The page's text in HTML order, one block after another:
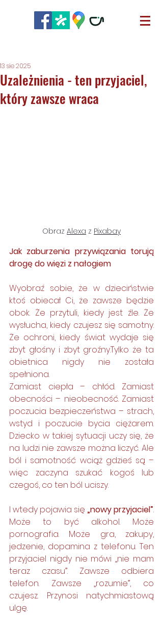
Uzależnienia - ten przyjaciel,
który zawsze wraca
13 sie 2025
Obraz Alexa z Pixabay
Jak zaburzenia przywiązania torują
drogę do więzi z nałogiem
Wyobraź sobie, że w dzieciństwie
ktoś obiecał Ci, że zawsze będzie
obok. Że przytuli, kiedy jest źle. Że
wysłucha, kiedy czujesz się samotny.
Że ochroni, kiedy świat wydaje się
zbyt głośny i zbyt groźny.Tylko że ta
obietnica nigdy nie została
spełniona.
Zamiast ciepła – chłód. Zamiast
obecności – nieobecność. Zamiast
poczucia bezpieczeństwa – strach,
wstyd i poczucie bycia ciężarem.
Dziecko w takiej sytuacji uczy się, że
na ludzi nie zawsze można liczyć. Ale
ból i samotność wciąż gdzieś są –
więc zaczyna szukać kogoś lub
czegoś, co ten ból uciszy.
I wtedy pojawia się „nowy przyjaciel”.
Może to być alkohol. Może
pornografia. Może gra, zakupy,
jedzenie, dopamina z telefonu. Ten
przyjaciel nigdy nie mówi „nie mam
teraz czasu”. Zawsze odbiera
telefon. Zawsze „rozumie”, co
czujesz. Przynosi natychmiastową
ulgę.